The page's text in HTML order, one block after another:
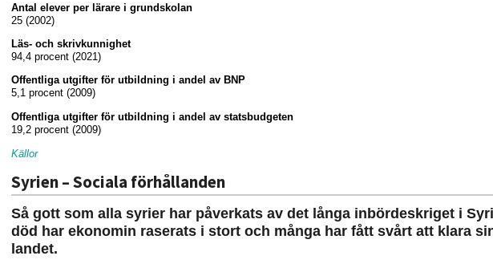
Antal elever per lärare i grundskolan
25 (2002)
Läs- och skrivkunnighet
94,4 procent (2021)
Offentliga utgifter för utbildning i andel av BNP
5,1 procent (2009)
Offentliga utgifter för utbildning i andel av statsbudgeten
19,2 procent (2009)
Källor
Syrien – Sociala förhållanden
Så gott som alla syrier har påverkats av det långa inbördeskriget i
död har ekonomin raserats i stort och många har fått svårt att klara
landet.